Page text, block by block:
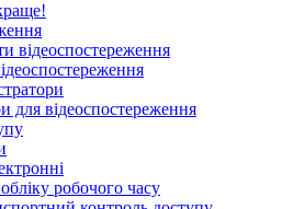
відеоспостереження
для відеоспостереження
робочого часу